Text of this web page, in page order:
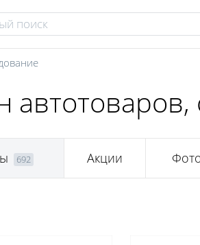
автотоваров,
692 Акции